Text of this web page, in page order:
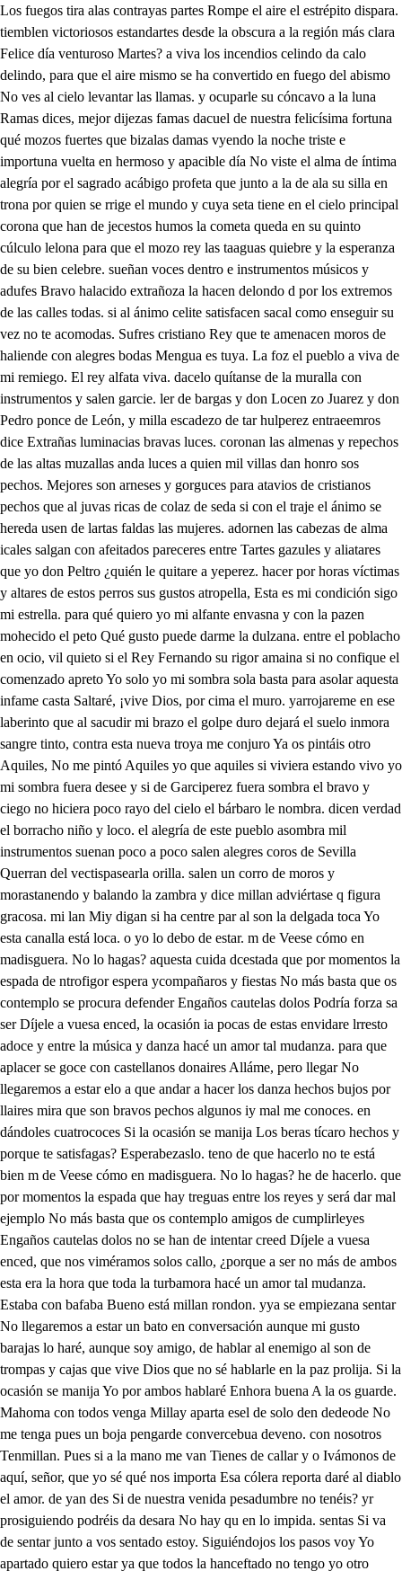
Los fuegos tira alas contrayas partes Rompe el aire el estrépito dispara. tiemblen victoriosos estandartes desde la obscura a la región más clara Felice día venturoso Martes? a viva los incendios celindo da calo delindo, para que el aire mismo se ha convertido en fuego del abismo No ves al cielo levantar las llamas. y ocuparle su cóncavo a la luna Ramas dices, mejor dijezas famas dacuel de nuestra felicísima fortuna qué mozos fuertes que bizalas damas vyendo la noche triste e importuna vuelta en hermoso y apacible día No viste el alma de íntima alegría por el sagrado acábigo profeta que junto a la de ala su silla en trona por quien se rrige el mundo y cuya seta tiene en el cielo principal corona que han de jecestos humos la cometa queda en su quinto cúlculo lelona para que el mozo rey las taaguas quiebre y la esperanza de su bien celebre. sueñan voces dentro e instrumentos músicos y adufes Bravo halacido extrañoza la hacen delondo d por los extremos de las calles todas. si al ánimo celite satisfacen sacal como enseguir su vez no te acomodas. Sufres cristiano Rey que te amenacen moros de haliende con alegres bodas Mengua es tuya. La foz el pueblo a viva de mi remiego. El rey alfata viva. dacelo quítanse de la muralla con instrumentos y salen garcie. ler de bargas y don Locen zo Juarez y don Pedro ponce de León, y milla escadezo de tar hulperez entraeemros dice Extrañas luminacias bravas luces. coronan las almenas y repechos de las altas muzallas anda luces a quien mil villas dan honro sos pechos. Mejores son arneses y gorguces para atavios de cristianos pechos que al juvas ricas de colaz de seda si con el traje el ánimo se hereda usen de lartas faldas las mujeres. adornen las cabezas de alma icales salgan con afeitados pareceres entre Tartes gazules y aliatares que yo don Peltro ¿quién le quitare a yeperez. hacer por horas víctimas y altares de estos perros sus gustos atropella, Esta es mi condición sigo mi estrella. para qué quiero yo mi alfante envasna y con la pazen mohecido el peto Qué gusto puede darme la dulzana. entre el poblacho en ocio, vil quieto si el Rey Fernando su rigor amaina si no confique el comenzado apreto Yo solo yo mi sombra sola basta para asolar aquesta infame casta Saltaré, ¡vive Dios, por cima el muro. yarrojareme en ese laberinto que al sacudir mi brazo el golpe duro dejará el suelo inmora sangre tinto, contra esta nueva troya me conjuro Ya os pintáis otro Aquiles, No me pintó Aquiles yo que aquiles si viviera estando vivo yo mi sombra fuera desee y si de Garciperez fuera sombra el bravo y ciego no hiciera poco rayo del cielo el bárbaro le nombra. dicen verdad el borracho niño y loco. el alegría de este pueblo asombra mil instrumentos suenan poco a poco salen alegres coros de Sevilla Querran del vectispasearla orilla. salen un corro de moros y morastanendo y balando la zambra y dice millan adviértase q figura gracosa. mi lan Miy digan si ha centre par al son la delgada toca Yo esta canalla está loca. o yo lo debo de estar. m de Veese cómo en madisguera. No lo hagas? aquesta cuida dcestada que por momentos la espada de ntrofigor espera ycompañaros y fiestas No más basta que os contemplo se procura defender Engaños cautelas dolos Podría forza sa ser Díjele a vuesa enced, la ocasión ia pocas de estas envidare lrresto adoce y entre la música y danza hacé un amor tal mudanza. para que aplacer se goce con castellanos donaires Alláme, pero llegar No llegaremos a estar elo a que andar a hacer los danza hechos bujos por llaires mira que son bravos pechos algunos iy mal me conoces. en dándoles cuatrococes Si la ocasión se manija Los beras tícaro hechos y porque te satisfagas? Esperabezaslo. teno de que hacerlo no te está bien m de Veese cómo en madisguera. No lo hagas? he de hacerlo. que por momentos la espada que hay treguas entre los reyes y será dar mal ejemplo No más basta que os contemplo amigos de cumplirleyes Engaños cautelas dolos no se han de intentar creed Díjele a vuesa enced, que nos viméramos solos callo, ¿porque a ser no más de ambos esta era la hora que toda la turbamora hacé un amor tal mudanza. Estaba con bafaba Bueno está millan rondon. yya se empiezana sentar No llegaremos a estar un bato en conversación aunque mi gusto barajas lo haré, aunque soy amigo, de hablar al enemigo al son de trompas y cajas que vive Dios que no sé hablarle en la paz prolija. Si la ocasión se manija Yo por ambos hablaré Enhora buena A la os guarde. Mahoma con todos venga Millay aparta esel de solo den dedeode No me tenga pues un boja pengarde convercebua deveno. con nosotros Tenmillan. Pues si a la mano me van Tienes de callar y o Ivámonos de aquí, señor, que yo sé qué nos importa Esa cólera reporta daré al diablo el amor. de yan des Si de nuestra venida pesadumbre no tenéis? yr prosiguiendo podréis da desara No hay qu en lo impida. sentas Si va de sentar junto a vos sentado estoy. Siguiéndojos los pasos voy Yo apartado quiero estar ya que todos la hanceftado no tengo yo otro remedio. Galán hecho extremado ella digo de mefalda, si no sentarme a quien me dio. Como un pavo está esta serva. y muéstreme acá una manoy aya fe el moro es cortesano, Mahoma con todos venga Blanca es la mano, miralda. Abójela acá y veré Pues ¿cómo la ha de arojar Bien se la puede cortar que luego la volveré de eme de galán en qué os ofendí que sapena se me aplica si el bien no se comunica No vale un maravedi mal aquesa injusta ofensa. hará un pecho cortesano. a mano de cuya mano ve que está su alma suspensa. si es lisonja bueno está. Guárdosos el justo decoro y No sé qué tiene este moro. que cautivándome va Que biso qué gracia y talle ENo soy dama lifonjero. por más que olvidalle quiero No me es posible olvidarle. No me diréis vuestro nombre Importaos mucho sabello. áíbame la vida en ello. Mucho temo no os asombre No me asombrara decí Tocole de amor la hierba, si no sentarme a quien me dio. Como un pavo está esta serva. Comamos la pese a mí Si solo en el nombre topa Sabed que se llama d peten sin la conde las No me niegues este bien. Callad, pesia mi que voy ella viene vento en popa. no hay sino cargar con ella y démos la vuelta por calla No será traición dejalla Si allá podemos vendella No me estéis martiricando que el corazón y alma os indo Llámome, mi bien Celindo. No estoy burlando. ¡Qué buen nombre? y si le enfada porque no mude de amor se buscará otro mejor El deCelindo me agrada el solo él solo es bastante. o atener mi vida en peso. io traidor Las manos, señora, os beso. Mostradme acá se tuebante. debeldo Caí podéisle traer mi hacelo antes que se megue sin plumas sente de Hasta que tenga Amor con que me entretenga No me las pienso poner y si yo os las doy. traerelas pues pon el de estas gorastas cao El corazón me alborotas y las flacas venas hielas Primero que apolo salga? habéis de renegar hoy Callad, pesia mi que voy dándole soya a esta galga Pesarme a que en esos modos que vuesto pecho desfoga no deis de manera soba que nos aozquemos todos. No hacéis callad, dama hermosa, porque yo soy forastero saber una cosa quiero Celindo, mi bien qué cosa Miren que al mivar aquesta aquí pierdo cienducados Porque facon los cercados hacen esta noche fiesta La costumbre ha hecho ley En este insigne lugar de juntarse a celebrar el nacimiento a su rey cada noche y éste es el día que al jatas nuestro señor, Cumple años. io traidor Pesa es toda la alegría Que resiga está mora llegue y la corte media cara Eso solo nos faltaba mi hacelo antes que se megue de denopede don Pedro, que vive ojos? que le veo de manera. que ya renegado hubiera a no venir con los dos. ¿Qué determináis? pues pon el de estas gorastas Primero que apolo salga? de sedora darte gusto detérmino. Hola tú no callarás Entra Celiyamete sucrado Que sin avisarme vino No sé que piensa esta mora. Y no desea más tesoros estar de tu amor gozando Por al aque está hablando con un escuadrón de moros Matarela y matacelos. ¿Qué es aquesto de matar? quiero apercibido estar que viene el moro con celos mi ploria, cero abrazarte Abrázaslo en mi desden. Pesia al mundo. Hidalgo te el suelta No puedo soltarte que soy guarda de este paso. y débole defender Moro de vos de querer que te mate a habla paso. eque es paso ¡Qué poco a poco No adviertes queyo aqu estoy Puro conoces ben soy Serás algún moro loco En estarte te desuelve. y déjame a mi matallo. ay da llamajadelo. agares pere mie callo ¿Por dónde vieneste vuelve. Hola tú no callarás deja aquese desatino Mórito bebe tu vino. y no temetas en más que te hazan la mamona y te quedarás con ella No habrá bien se atreva hacella Bueno está, señora mona. Descubre el rostro que quiero saber quién eres, villano? Vete en hablar a la mano Mira que soy caballero mi ploria, cero abrazarte Abrázaslo en mi desden. caballero t yo pues Ay amor. que soy guarda de este paso. Celiz de mi renego. Quita no te abrase el fuego que salir de lasma ves? Tente digo. Ya mecorro de la larga que les doy. descubrese garciperezy dice. Tente y advierte que yo soy. Ángel de guarda del corro conócesme ya. Celi quién es encambio de no matarme El nombre quieres sacarme. agares pere Encantate No me encanto eres más que un hombre solo Soy tay o y el cielo diolo, para dar al mundo espanto. a que en los tiepos Pues no lo has todo espantado. Pues no me espantas a mí? que soy parte suya. partade la muerte te he sentencado Mal parece que hoy blasones y no quiero que te asombres ¿Sabes que me mataras Si quieres lo llevarás? firmado de nuestros nombres Estoy por probarlo ahora. A las treguas lo agradice No dije ya más soldán, que Roldán difanfarrón Oíd don Pedio parece. pendencia diqlla esperad aquí un momento Qu importa ver este lance que ha venido a darme alcance el cancer de mi tormento El santo Ala te mal diga Mahoma en tu daño sea y si trabarespelea Venza la parte enemiga. en buen hora eperdonad tus hijos se vean esclapos Entre los contrarios fieros Mal parece caballeros, que repiten parabravos venir en contrayo traje fingiedo amorosas llamas y aje quebrarnos las damas como en de